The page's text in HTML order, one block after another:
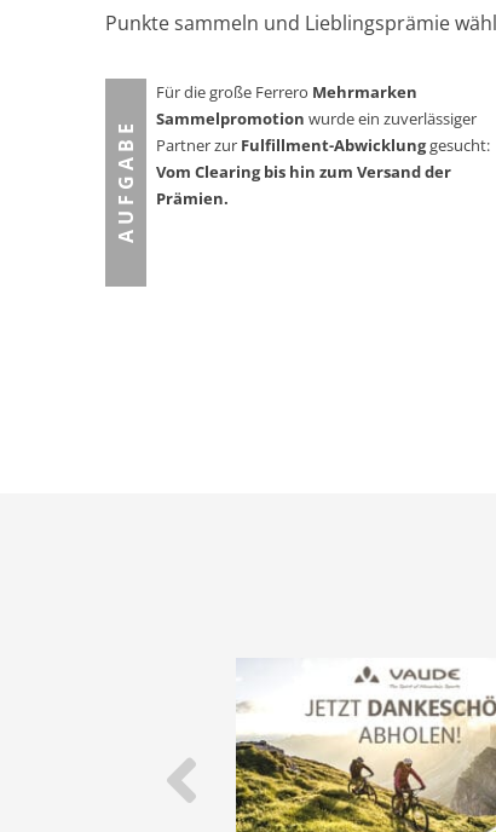
Punkte sammeln und Lieblingsprämie
A U F G A B E
Für die große Ferrero Mehrmarken
Sammelpromotion wurde ein zuverlässiger
Partner zur Fulfillment-Abwicklunggesucht:
Vom Clearing bis hin zum Versand der
Prämien.